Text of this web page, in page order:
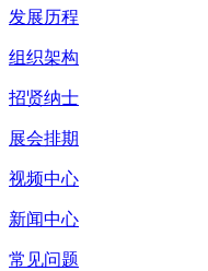
发展历程
组织架构
招贤纳士
展会排期
视频中心
新闻中心
常见问题